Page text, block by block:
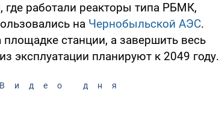
, где работали реакторы типа РБМК,
на Чернобыльской АЭС.
станции, а завершить весь
эксплуатации планируют к 2049 году.
Видео дня